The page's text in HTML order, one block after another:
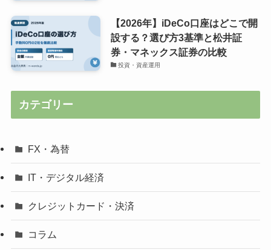
【2026年】iDeCo口座はどこで開
設する？選び方3基準と松井証
券・マネックス証券の比較
投資・資産運用
カテゴリー
FX・為替
IT・デジタル経済
クレジットカード・決済
コラム